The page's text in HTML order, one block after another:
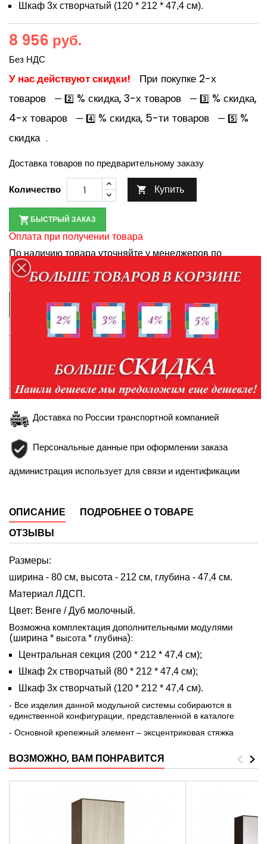
Шкаф 3х створчатый (120 * 212 * 47,4 см).
8 956 руб.
Без НДС
У нас действуют скидки!
При покупке 2-х
товаров
— 2️⃣ % скидка, 3-х товаров — 3️⃣ % скидка,
4-х товаров
— 4️⃣ % скидка, 5-ти товаров — 5️⃣ %
скидка .
Доставка товаров по предварительному заказу
Количество  Купить
БЫСТРЫЙ ЗАКАЗ
Оплата при получении товара
По наличию товара уточняйте у менеджеров по
телефонам:
+7-904-094-99-99
КУПИТЬ В КРЕДИТ
Правила кредитования
Доставка в пределах Белгорода и Белгородской
области
Доставка по России транспортной компанией
Персональные данные при оформлении заказа
администрация использует для связи и идентификации
ОПИСАНИЕ
ПОДРОБНЕЕ О ТОВАРЕ
ОТЗЫВЫ
Размеры:
ширина - 80 см, высота - 212 см, глубина - 47,4 см.
Материал ЛДСП.
Цвет: Венге / Дуб молочный.
Возможна комплектация дополнительными модулями
(ширина * высота * глубина):
Центральная секция (200 * 212 * 47,4 см);
Шкаф 2х створчатый (80 * 212 * 47,4 см);
Шкаф 3х створчатый (120 * 212 * 47,4 см).
- Все изделия данной модульной системы собираются в
единственной конфигурации, представленной в каталоге
- Основной крепежный элемент – эксцентриковая стяжка
ВОЗМОЖНО, ВАМ ПОНРАВИТСЯ >
<